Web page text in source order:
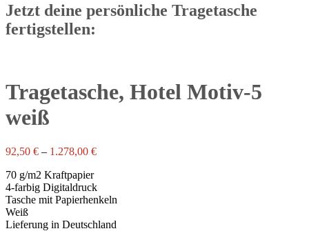
Jetzt deine persönliche Tragetasche
fertigstellen:
Tragetasche, Hotel Motiv-5
weiß
92,50 € – 1.278,00 €
70 g/m2 Kraftpapier
4-farbig Digitaldruck
Tasche mit Papierhenkeln
Weiß
Lieferung in Deutschland